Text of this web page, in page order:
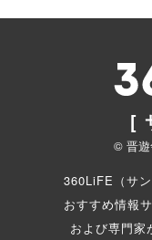
[
© 晋遊
360LiFE（サ
おすすめ情報
および専門家